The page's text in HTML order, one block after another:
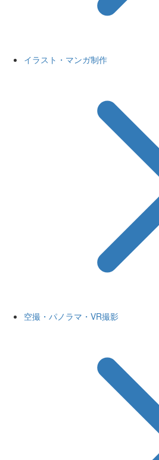
イラスト・マンガ制作
空撮・パノラマ・VR撮影